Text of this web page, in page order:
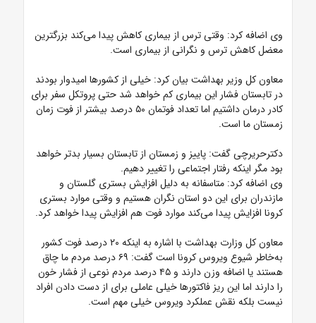
وی اضافه کرد: وقتی ترس از بیماری کاهش پیدا می‌کند بزرگترین
معضل کاهش ترس و‌ نگرانی از بیماری است.
معاون کل وزیر بهداشت بیان کرد: خیلی از کشورها امیدوار بودند
در تابستان فشار این بیماری کم خواهد شد حتی پروتکل سفر برای
کادر درمان داشتیم اما تعداد فوتمان ۵۰ درصد بیشتر از فوت زمان
زمستان ما است.
دکترحریرچی گفت: پاییز و‌ زمستان از تابستان بسیار بدتر خواهد
بود مگر اینکه رفتار اجتماعی را تغییر دهیم.
وی اضافه کرد: متاسفانه به دلیل افزایش بستری گلستان و
مازندران برای این دو استان نگران هستیم و‌ وقتی موارد بستری
کرونا افزایش پیدا می‌کند موارد فوت هم افزایش پیدا خواهد کرد.
معاون کل وزارت بهداشت با اشاره به اینکه ۲۰ درصد فوت کشور
به‌خاطر شیوع ویروس کرونا است گفت: ۶۹ درصد مردم ما چاق
هستند یا اضافه وزن دارند و ۴۵ درصد مردم نوعی از فشار خون
را دارند اما این ریز فاکتورها خیلی عاملی برای از دست دادن افراد
نیست بلکه نقش عملکرد ویروس خیلی مهم است.